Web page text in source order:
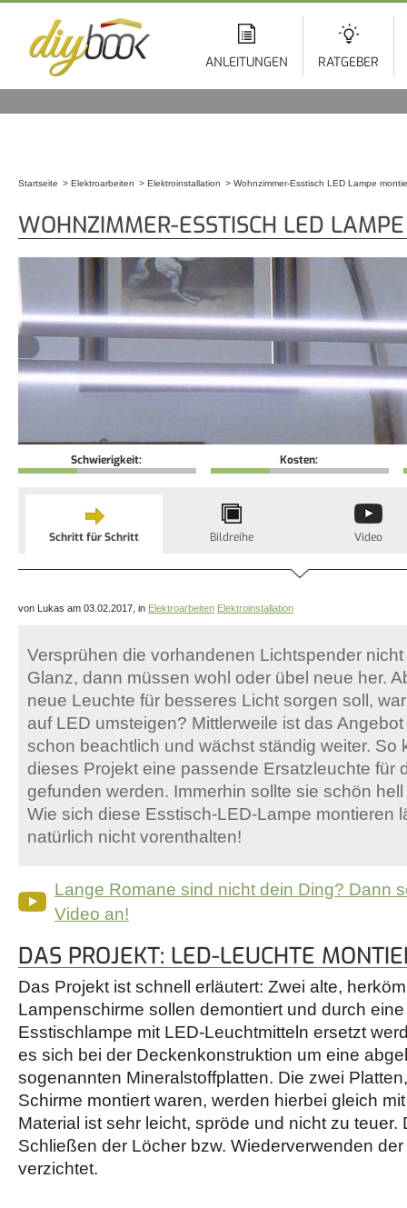
ANLEITUNGEN RATGEBER
Startseite Elektroarbeiten Elektroinstallation Wohnzimmer-Esstisch LED Lampe
WOHNZIMMER-ESSTISCH LED
Schwierigkeit: Kosten:
Schritt für Schritt Bildreihe Video
von Lukas am 03.02.2017, in Elektroarbeiten Elektroinstallation
Versprühen die vorhandenen Lichtspender
Glanz, dann müssen wohl oder übel neue her.
neue Leuchte für besseres Licht sorgen soll,
auf LED umsteigen? Mittlerweile ist das
schon beachtlich und wächst ständig weiter. So
dieses Projekt eine passende Ersatzleuchte für
gefunden werden. Immerhin sollte sie schön
Wie sich diese Esstisch-LED-Lampe montieren
natürlich nicht vorenthalten!
Lange Romane sind nicht dein Ding? Dann
Video an!
DAS PROJEKT: LED-LEUCHTE
Das Projekt ist schnell erläutert: Zwei alte,
Lampenschirme sollen demontiert und durch
Esstischlampe mit LED-Leuchtmitteln ersetzt
es sich bei der Deckenkonstruktion um eine
sogenannten Mineralstoffplatten. Die zwei
Schirme montiert waren, werden hierbei gleich
Material ist sehr leicht, spröde und nicht zu teuer.
Schließen der Löcher bzw. Wiederverwenden
verzichtet.